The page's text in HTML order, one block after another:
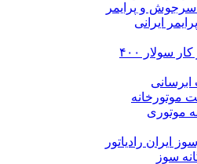
سرجوش و پرایمر
ایرانی
سولار ۴۰۰
موتورخانه
موتوری
ایران رادیاتور
سوز